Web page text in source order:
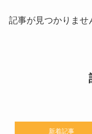
記事が見つかりませ
新着記事